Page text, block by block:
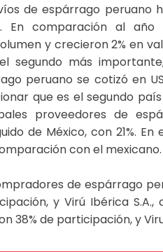
de espárrago peruano
En comparación al
y crecieron 2% en
segundo más
peruano se cotizó en
que es el segundo
proveedores de
de México, con 21%.
con el mexicano.
de espárrago
y Virú Ibérica
38% de participación, y